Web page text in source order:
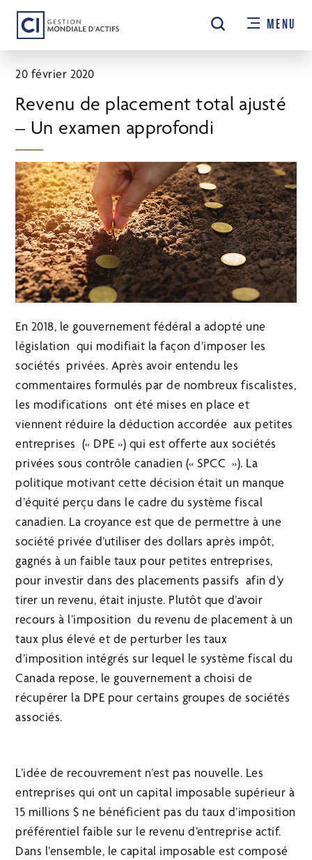
Passer
contenu
principal
MENU
20 février 2020
Revenu de placement total ajusté
– Un examen approfondi
En 2018, le gouvernement fédéral a adopté une
législation qui modifiait la façon d’imposer les
sociétés privées. Après avoir entendu les
commentaires formulés par de nombreux fiscalistes,
les modifications ont été mises en place et
viennent réduire la déduction accordée aux petites
entreprises (« DPE ») qui est offerte aux sociétés
privées sous contrôle canadien (« SPCC »). La
politique motivant cette décision était un manque
d’équité perçu dans le cadre du système fiscal
canadien. La croyance est que de permettre à une
société privée d’utiliser des dollars après impôt,
gagnés à un faible taux pour petites entreprises,
pour investir dans des placements passifs afin d’y
tirer un revenu, était injuste. Plutôt que d’avoir
recours à l’imposition du revenu de placement à un
taux plus élevé et de perturber les taux
d’imposition intégrés sur lequel le système fiscal du
Canada repose, le gouvernement a choisi de
récupérer la DPE pour certains groupes de sociétés
associés.
L’idée de recouvrement n’est pas nouvelle. Les
entreprises qui ont un capital imposable supérieur à
15 millions $ ne bénéficient pas du taux d’imposition
préférentiel faible sur le revenu d’entreprise actif.
Dans l’ensemble, le capital imposable est composé